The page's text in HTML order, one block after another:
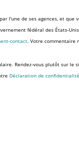
l'une de ses agences, et que
fédéral des États-
contact. Votre commentaire
Rendez-vous plutôt sur le
Déclaration de confidentialité